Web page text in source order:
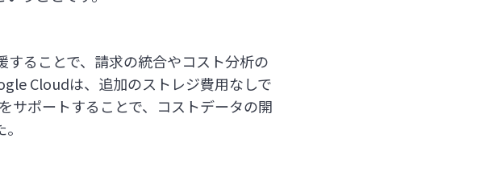
することで、請求の統合やコスト分析の
Cloudは、追加のストレジ費用なしで
サポートすることで、コストデータの開